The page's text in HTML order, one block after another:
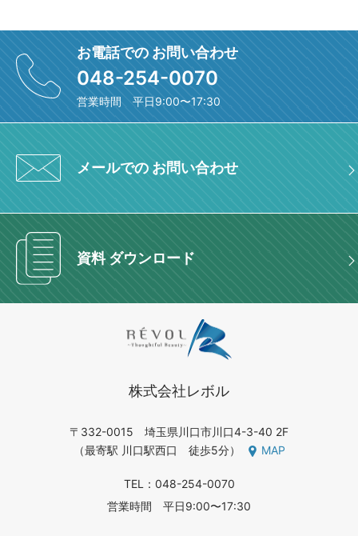
お電話での お問い合わせ
048-254-0070
営業時間 平日9:00〜17:30
メールでの お問い合わせ
資料 ダウンロード
株式会社レボル
〒332-0015 埼玉県川口市川口4-3-40 2F
（最寄駅 川口駅西口 徒歩5分）
MAP
TEL：048-254-0070
営業時間 平日9:00〜17:30